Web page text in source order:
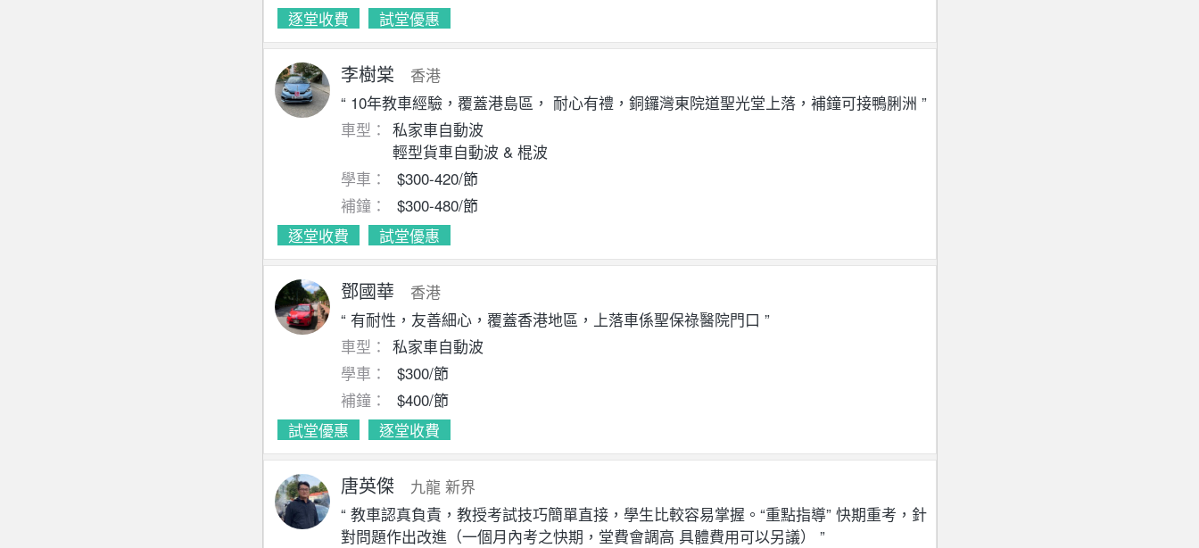
逐堂收費
試堂優惠
李樹棠
香港
“ 10年教車經驗，覆蓋港島區， 耐心有禮，銅鑼灣東院道聖光堂上落，補鐘可接鴨脷洲 ”
車型： 私家車自動波
輕型貨車自動波 & 棍波
學車：
$300-420/節
補鐘：
$300-480/節
逐堂收費
試堂優惠
鄧國華
香港
“ 有耐性，友善細心，覆蓋香港地區，上落車係聖保祿醫院門口 ”
車型： 私家車自動波
學車：
$300/節
補鐘：
$400/節
試堂優惠
逐堂收費
唐英傑 九龍 新界
“ 教車認真負責，教授考試技巧簡單直接，學生比較容易掌握。“重點指導” 快期重考，針
對問題作出改進（一個月內考之快期，堂費會調高 具體費用可以另議） ”